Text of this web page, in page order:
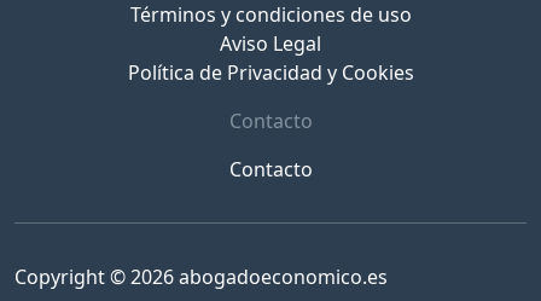
Términos y condiciones de uso
Aviso Legal
Política de Privacidad y Cookies
Contacto
Contacto
Copyright © 2026 abogadoeconomico.es